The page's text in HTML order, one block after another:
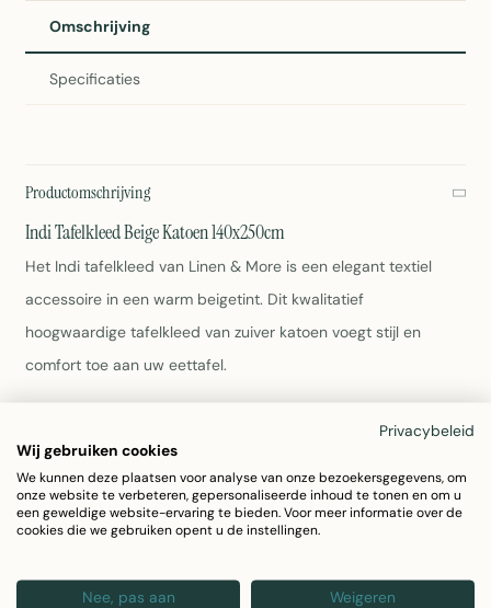
Omschrijving
Specificaties
Productomschrijving
Indi Tafelkleed Beige Katoen 140x250cm
Het Indi tafelkleed van Linen & More is een elegant textiel
accessoire in een warm beigetint. Dit kwalitatief
hoogwaardige tafelkleed van zuiver katoen voegt stijl en
comfort toe aan uw eettafel.
Materiaal: 100% Katoen
Kleur: Beige
Gewicht: 1kg
Eenvoudig onderhoud volgens waterlabel
Indi Tafelkleed Beige – Linen & More
Privacybeleid
Wij gebruiken cookies
We kunnen deze plaatsen voor analyse van onze bezoekersgegevens, om
onze website te verbeteren, gepersonaliseerde inhoud te tonen en om u
een geweldige website-ervaring te bieden. Voor meer informatie over de
cookies die we gebruiken opent u de instellingen.
Nee, pas aan Weigeren